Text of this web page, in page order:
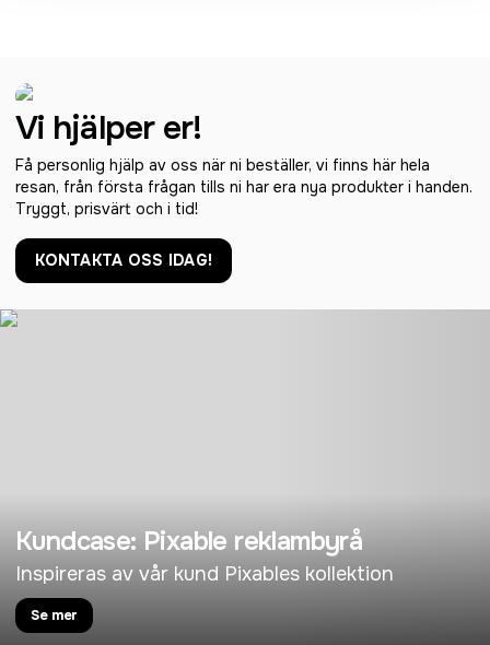
Vi hjälper er!
Få personlig hjälp av oss när ni beställer, vi finns här hela
resan, från första frågan tills ni har era nya produkter i handen.
Tryggt, prisvärt och i tid!
KONTAKTA OSS IDAG!
Kundcase: Pixable reklambyrå
Inspireras av vår kund Pixables kollektion
Se mer